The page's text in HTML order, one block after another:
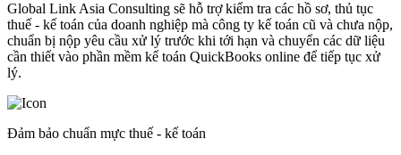
Global Link Asia Consulting sẽ hỗ trợ kiểm tra các hồ sơ, thủ tục
thuế - kế toán của doanh nghiệp mà công ty kế toán cũ và chưa nộp,
chuẩn bị nộp yêu cầu xử lý trước khi tới hạn và chuyển các dữ liệu
cần thiết vào phần mềm kế toán QuickBooks online để tiếp tục xử
lý.
Đảm bảo chuẩn mực thuế - kế toán